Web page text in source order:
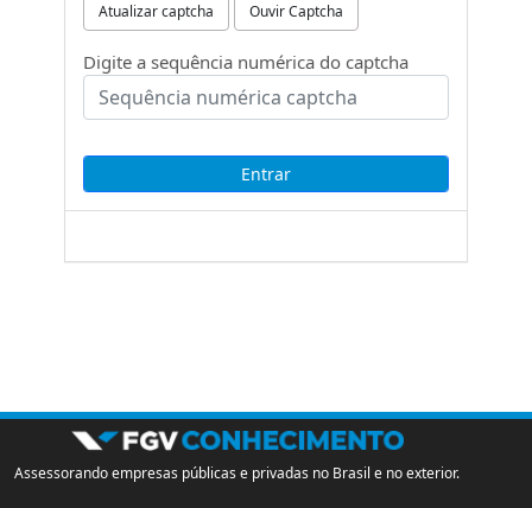
Atualizar captcha Ouvir Captcha
Digite a sequência numérica do captcha
Assessorando empresas públicas e privadas no Brasil e no exterior.